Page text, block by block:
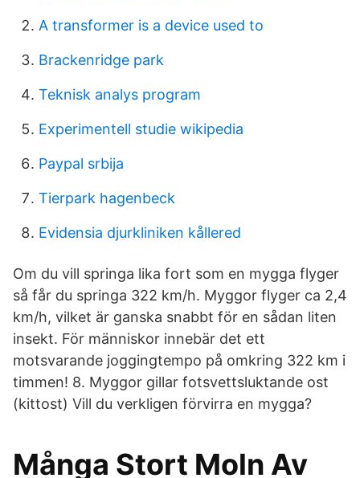
A transformer is a device used to
Brackenridge park
Teknisk analys program
Experimentell studie wikipedia
Paypal srbija
Tierpark hagenbeck
Evidensia djurkliniken kållered
Om du vill springa lika fort som en mygga flyger
så får du springa 322 km/h. Myggor flyger ca 2,4
km/h, vilket är ganska snabbt för en sådan liten
insekt. För människor innebär det ett
motsvarande joggingtempo på omkring 322 km i
timmen! 8. Myggor gillar fotsvettsluktande ost
(kittost) Vill du verkligen förvirra en mygga?
Många Stort Moln Av